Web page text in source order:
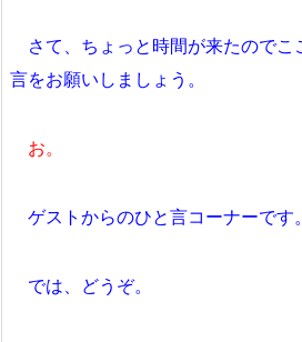
さて、ちょっと時間が来たのでこ
言をお願いしましょう。
お。
ゲストからのひと言コーナーです。
では、どうぞ。